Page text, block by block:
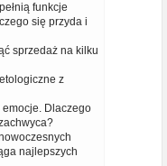
funkcje
się przyda i
sprzedaż na kilku
z
Dlaczego
najlepszych